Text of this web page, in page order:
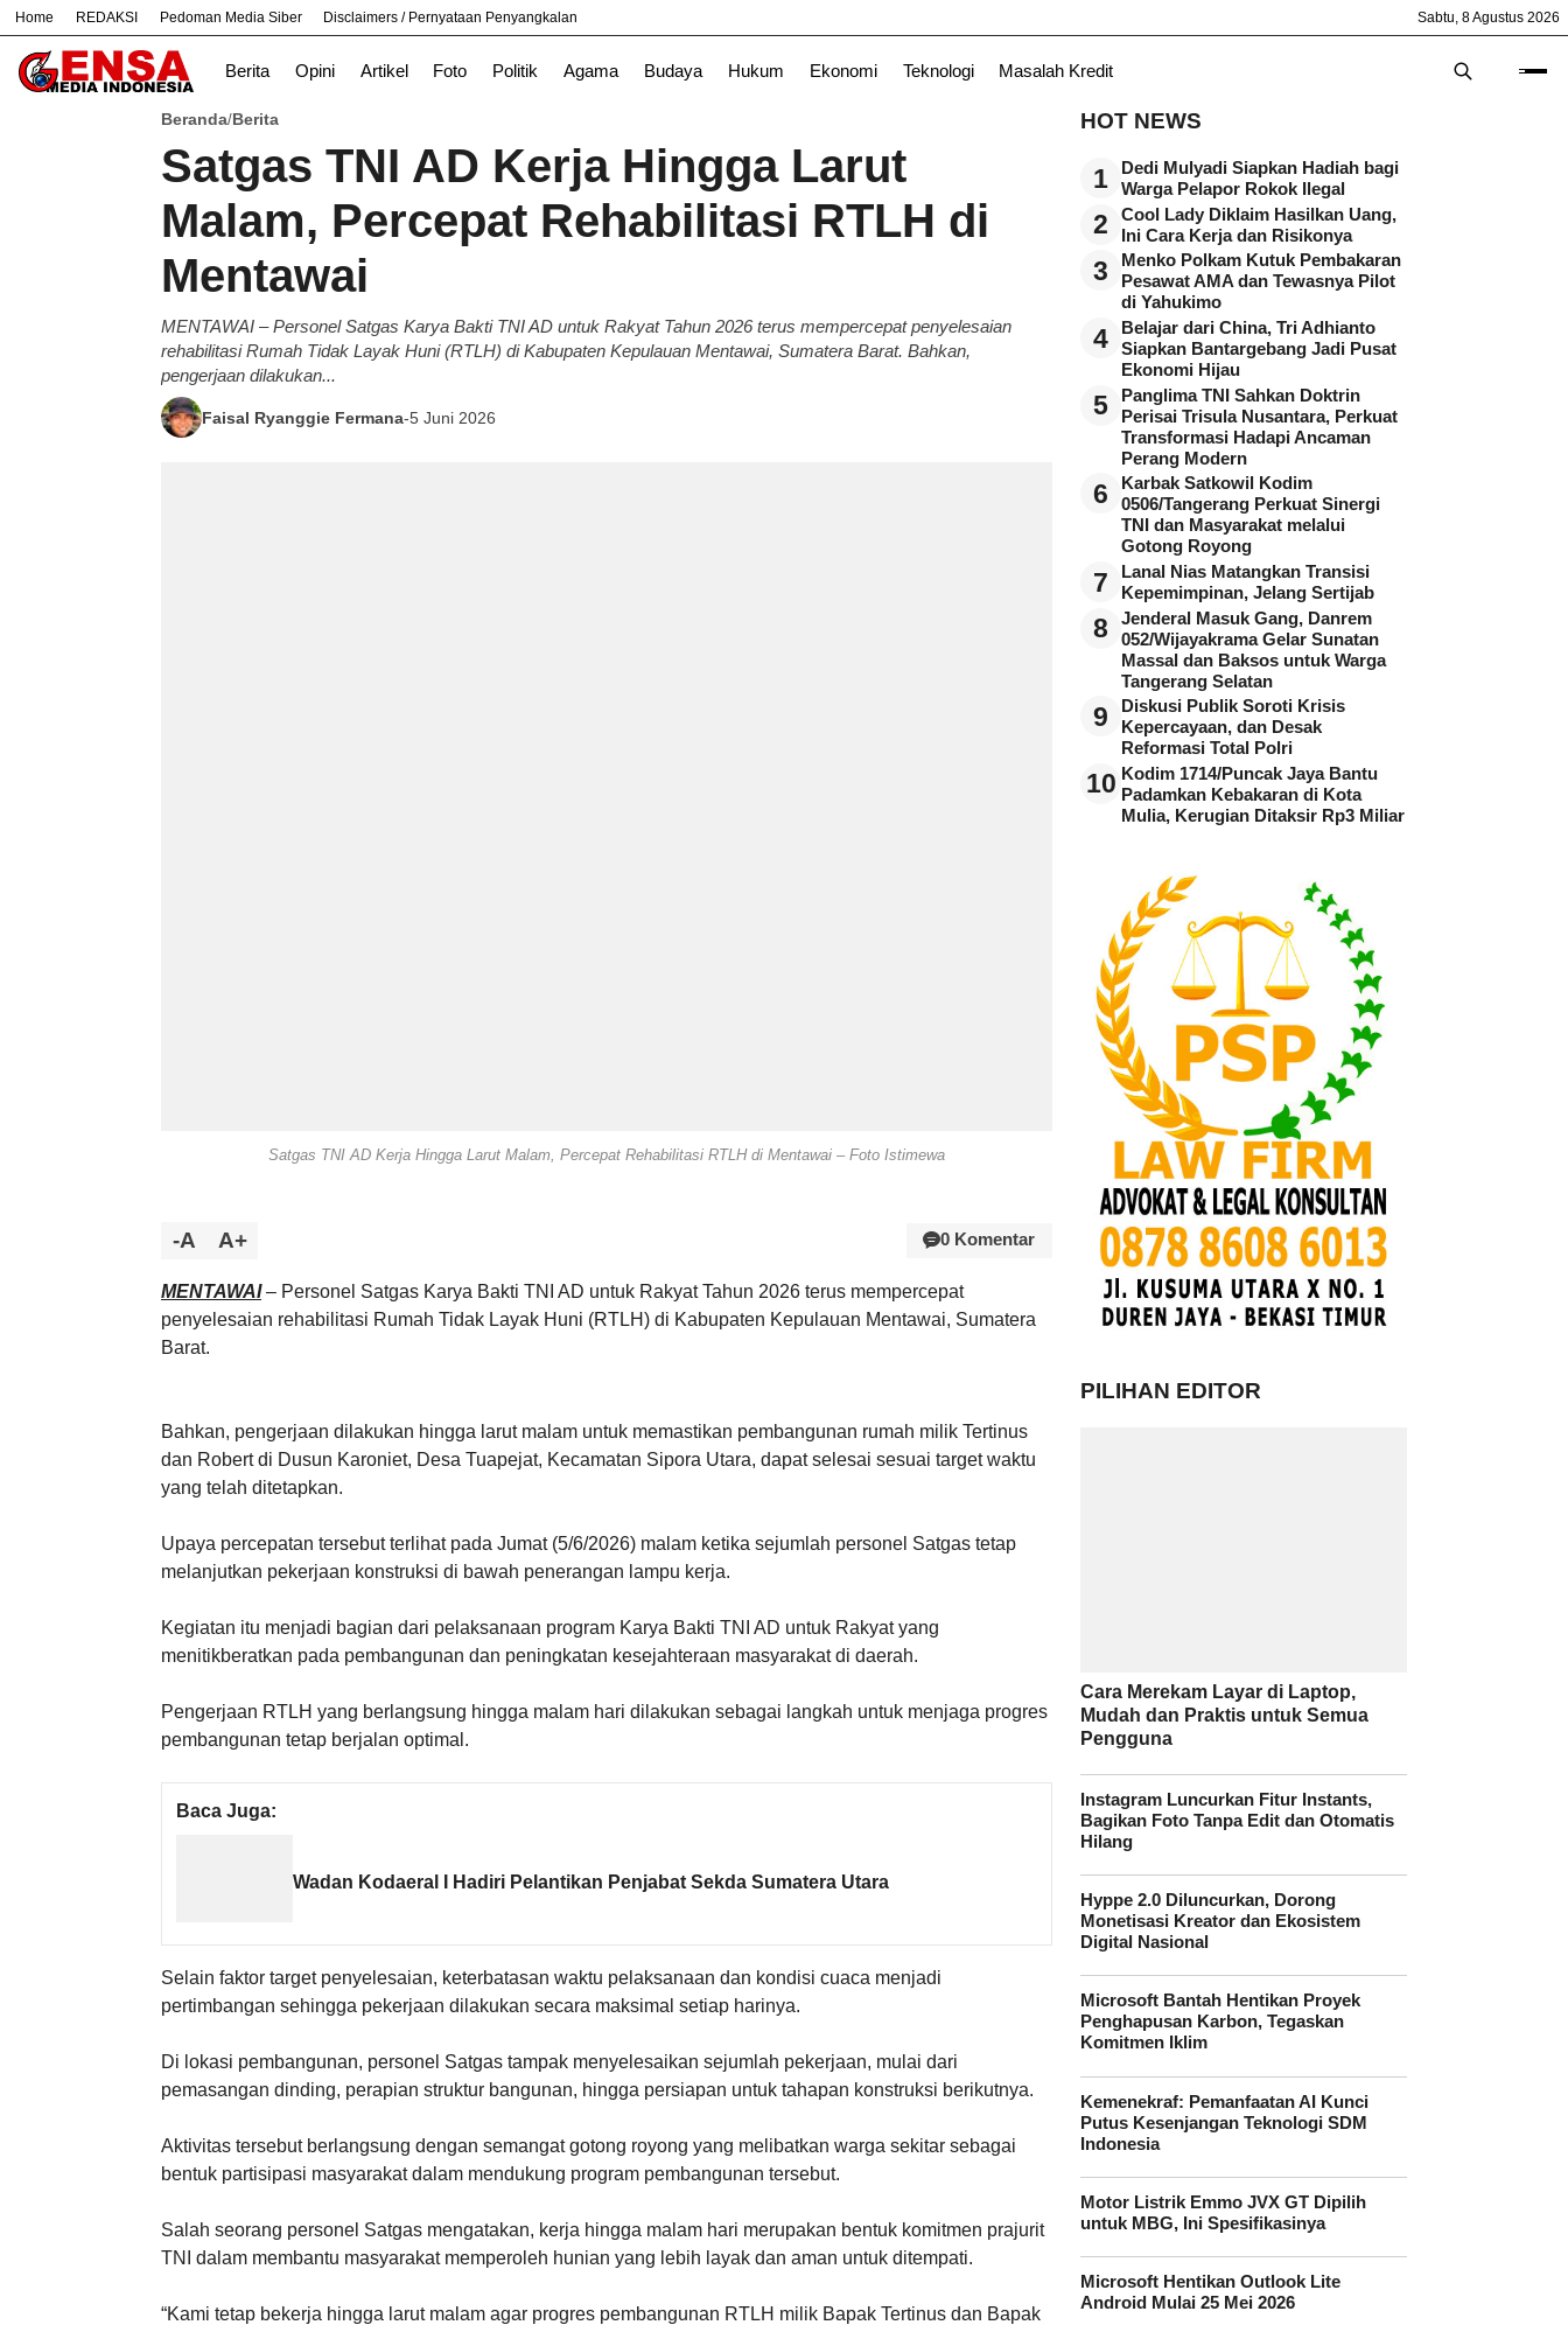
Home REDAKSI Pedoman Media Siber Disclaimers / Pernyataan Penyangkalan Sabtu, 8 Agustus 2026
Berita Opini Artikel Foto Politik Agama Budaya Hukum Ekonomi Teknologi Masalah Kredit
# Bandung Bekasi Hukum Nasional News TNI
Beranda/Berita
Satgas TNI AD Kerja Hingga Larut
Malam, Percepat Rehabilitasi RTLH di
Mentawai
MENTAWAI – Personel Satgas Karya Bakti TNI AD untuk Rakyat Tahun 2026 terus mempercepat penyelesaian
rehabilitasi Rumah Tidak Layak Huni (RTLH) di Kabupaten Kepulauan Mentawai, Sumatera Barat. Bahkan,
pengerjaan dilakukan...
Faisal Ryanggie Fermana-5 Juni 2026
Satgas TNI AD Kerja Hingga Larut Malam, Percepat Rehabilitasi RTLH di Mentawai – Foto Istimewa
-A A+ 0 Komentar
MENTAWAI– Personel Satgas Karya Bakti TNI AD untuk Rakyat Tahun 2026 terus mempercepat
penyelesaian rehabilitasi Rumah Tidak Layak Huni (RTLH) di Kabupaten Kepulauan Mentawai, Sumatera
Barat.
Bahkan, pengerjaan dilakukan hingga larut malam untuk memastikan pembangunan rumah milik Tertinus
dan Robert di Dusun Karoniet, Desa Tuapejat, Kecamatan Sipora Utara, dapat selesai sesuai target waktu
yang telah ditetapkan.
Upaya percepatan tersebut terlihat pada Jumat (5/6/2026) malam ketika sejumlah personel Satgas tetap
melanjutkan pekerjaan konstruksi di bawah penerangan lampu kerja.
Kegiatan itu menjadi bagian dari pelaksanaan program Karya Bakti TNI AD untuk Rakyat yang
menitikberatkan pada pembangunan dan peningkatan kesejahteraan masyarakat di daerah.
Pengerjaan RTLH yang berlangsung hingga malam hari dilakukan sebagai langkah untuk menjaga progres
pembangunan tetap berjalan optimal.
Baca Juga:
Wadan Kodaeral I Hadiri Pelantikan Penjabat Sekda Sumatera Utara
Selain faktor target penyelesaian, keterbatasan waktu pelaksanaan dan kondisi cuaca menjadi
pertimbangan sehingga pekerjaan dilakukan secara maksimal setiap harinya.
Di lokasi pembangunan, personel Satgas tampak menyelesaikan sejumlah pekerjaan, mulai dari
pemasangan dinding, perapian struktur bangunan, hingga persiapan untuk tahapan konstruksi berikutnya.
Aktivitas tersebut berlangsung dengan semangat gotong royong yang melibatkan warga sekitar sebagai
bentuk partisipasi masyarakat dalam mendukung program pembangunan tersebut.
Salah seorang personel Satgas mengatakan, kerja hingga malam hari merupakan bentuk komitmen prajurit
TNI dalam membantu masyarakat memperoleh hunian yang lebih layak dan aman untuk ditempati.
“Kami tetap bekerja hingga larut malam agar progres pembangunan RTLH milik Bapak Tertinus dan Bapak
HOT NEWS
1
Dedi Mulyadi Siapkan Hadiah bagi
Warga Pelapor Rokok Ilegal
2
Cool Lady Diklaim Hasilkan Uang,
Ini Cara Kerja dan Risikonya
3
Menko Polkam Kutuk Pembakaran
Pesawat AMA dan Tewasnya Pilot
di Yahukimo
4
Belajar dari China, Tri Adhianto
Siapkan Bantargebang Jadi Pusat
Ekonomi Hijau
5
Panglima TNI Sahkan Doktrin
Perisai Trisula Nusantara, Perkuat
Transformasi Hadapi Ancaman
Perang Modern
6
Karbak Satkowil Kodim
0506/Tangerang Perkuat Sinergi
TNI dan Masyarakat melalui
Gotong Royong
7
Lanal Nias Matangkan Transisi
Kepemimpinan, Jelang Sertijab
8
Jenderal Masuk Gang, Danrem
052/Wijayakrama Gelar Sunatan
Massal dan Baksos untuk Warga
Tangerang Selatan
9
Diskusi Publik Soroti Krisis
Kepercayaan, dan Desak
Reformasi Total Polri
10 Kodim 1714/Puncak Jaya Bantu
Padamkan Kebakaran di Kota
Mulia, Kerugian Ditaksir Rp3 Miliar
PILIHAN EDITOR
Cara Merekam Layar di Laptop,
Mudah dan Praktis untuk Semua
Pengguna
Instagram Luncurkan Fitur Instants,
Bagikan Foto Tanpa Edit dan Otomatis
Hilang
Hyppe 2.0 Diluncurkan, Dorong
Monetisasi Kreator dan Ekosistem
Digital Nasional
Microsoft Bantah Hentikan Proyek
Penghapusan Karbon, Tegaskan
Komitmen Iklim
Kemenekraf: Pemanfaatan AI Kunci
Putus Kesenjangan Teknologi SDM
Indonesia
Motor Listrik Emmo JVX GT Dipilih
untuk MBG, Ini Spesifikasinya
Microsoft Hentikan Outlook Lite
Android Mulai 25 Mei 2026